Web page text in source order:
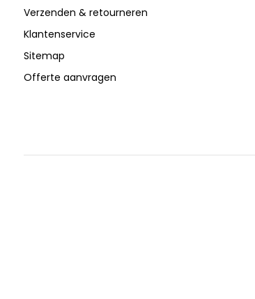
Verzenden & retourneren
Klantenservice
Sitemap
Offerte aanvragen